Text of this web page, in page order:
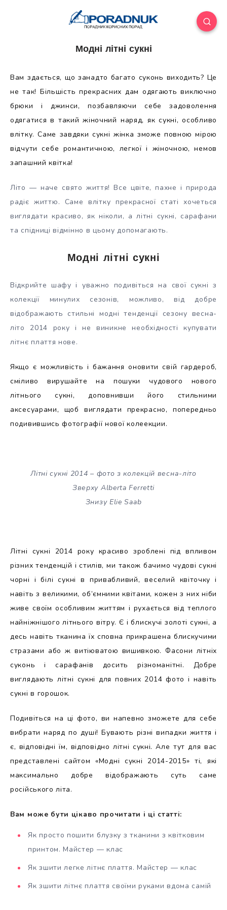
Модні літні сукні
Вам здається, що занадто багато суконь виходить? Це
не так! Більшість прекрасних дам одягають виключно
брюки і джинси, позбавляючи себе задоволення
одягатися в такий жіночний наряд, як сукні, особливо
влітку. Саме завдяки сукні жінка зможе повною мірою
відчути себе романтичною, легкої і жіночною, немов
запашний квітка!
Літо — наче свято життя! Все цвіте, пахне і природа
радіє життю. Саме влітку прекрасної статі хочеться
виглядати красиво, як ніколи, а літні сукні, сарафани
та спідниці відмінно в цьому допомагають.
Модні літні сукні
Відкрийте шафу і уважно подивіться на свої сукні з
колекції минулих сезонів, можливо, від добре
відображають стильні модні тенденції сезону весна-
літо 2014 року і не виникне необхідності купувати
літнє плаття нове.
Якщо є можливість і бажання оновити свій гардероб,
сміливо вирушайте на пошуки чудового нового
літнього сукні, доповнивши його стильними
аксесуарами, щоб виглядати прекрасно, попередньо
подивившись фотографії нової колеекции.
Літні сукні 2014 – фото з колекцій весна-літо
Зверху Alberta Ferretti
Знизу Elie Saab
Літні сукні 2014 року красиво зроблені під впливом
різних тенденцій і стилів, ми також бачимо чудові сукні
чорні і білі сукні в привабливий, веселий квіточку і
навіть з великими, об’ємними квітами, кожен з них ніби
живе своїм особливим життям і рухається від теплого
найніжнішого літнього вітру. Є і блискучі золоті сукні, а
десь навіть тканина їх сповна прикрашена блискучими
стразами або ж витіюватою вишивкою. Фасони літніх
суконь і сарафанів досить різноманітні. Добре
виглядають літні сукні для повних 2014 фото і навіть
сукні в горошок.
Подивіться на ці фото, ви напевно зможете для себе
вибрати наряд по душі! Бувають різні випадки життя і
є, відповідні їм, відповідно літні сукні. Але тут для вас
представлені сайтом «Модні сукні 2014-2015» ті, які
максимально добре відображають суть саме
російського літа.
Вам може бути цікаво прочитати і ці статті:
Як просто пошити блузку з тканини з квітковим
принтом. Майстер — клас
Як зшити легке літнє плаття. Майстер — клас
Як зшити літнє плаття своїми руками вдома самій